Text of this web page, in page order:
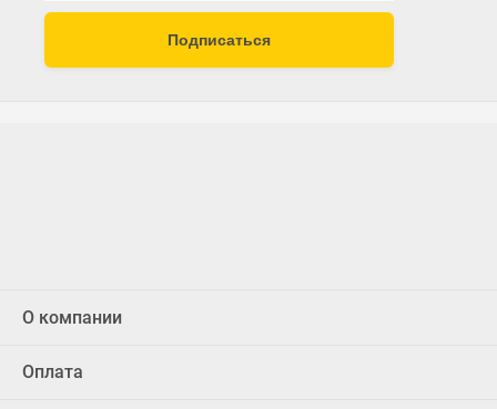
Подписаться
О компании
Оплата